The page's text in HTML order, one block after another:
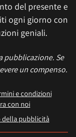
del presente e
ogni giorno con
geniali.
pubblicazione. Se
un compenso.
e condizioni
con noi
della pubblicità